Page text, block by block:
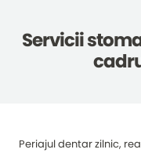
Servicii
Periajul dentar zilnic,